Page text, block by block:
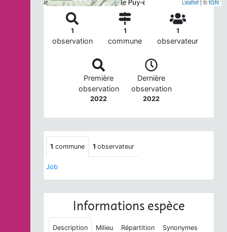
Leaflet| ©IGN
1
observation
1
commune
1
observateur
Première
observation
2022
Dernière
observation
2022
1 commune 1 observateur
Job
Informations espèce
Description Milieu Répartition Synonymes